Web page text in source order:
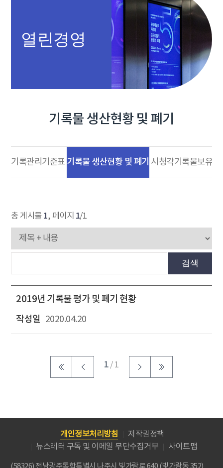
열린경영
기록물 생산현황 및 폐기
기록관리기준표 기록물 생산현황 및 폐기 시청각기록물보유현
총 게시물 1, 페이지 1/1
검색
2019년 기록물 평가 및 폐기 현황
2020.04.20
1/ 1
개인정보처리방침
저작권정책
뉴스레터 구독 및 이메일 무단수집거부
사이트맵